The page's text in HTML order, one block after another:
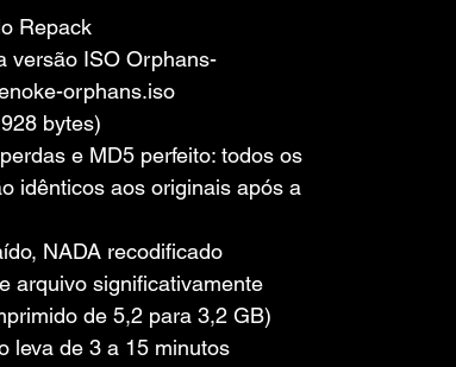
Repack
versão ISO Orphans-
orphans.iso
bytes)
e MD5 perfeito: todos os
idênticos aos originais após a
NADA recodificado
arquivo significativamente
de 5,2 para 3,2 GB)
leva de 3 a 15 minutos